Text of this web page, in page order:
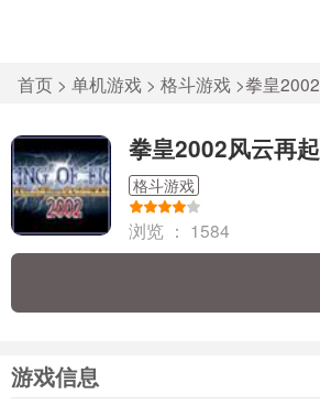
首页 > 单机游戏 > 格斗游戏 >拳皇
拳皇2002风云再
格斗游戏
浏览 ： 1584
游戏信息